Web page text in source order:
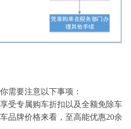
需要注意以下事项：
受专属购车折扣以及全额免除车
品牌价格来看，至高能优惠20余